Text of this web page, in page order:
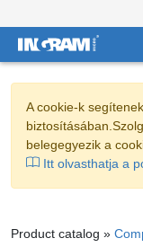
A cookie-k
belegegyezik a
Itt olvasthatja a
Product catalog »